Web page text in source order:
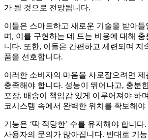
가 될 것으로 전망됩니다.
이들은 스마트하고 새로운 기술을 받아들
며, 이를 구현하는 데 드는 비용에 대해
니다. 또한, 이들은 간편하고 세련되며 지
품을 선호합니다.
이러한 소비자의 마음을 사로잡으려면
충족해야 합니다. 성능이 뛰어나고, 충분
포장, 배송이 책임감 있게 이루어져야 하
코시스템 속에서 완벽한 위치를 확보해야
기능은 ‘딱 적당한’ 수를 유지해야 합니다
사용자의 문의가 많아집니다. 반대로 기